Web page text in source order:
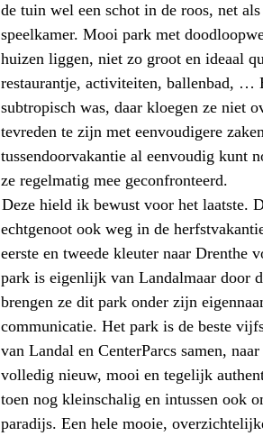
de tuin wel een schot in de roos, net
speelkamer. Mooi park met
huizen liggen, niet zo groot en ideaal
restaurantje, activiteiten, ballenbad, …
subtropisch was, daar kloegen ze niet
tevreden te zijn met eenvoudigere
tussendoorvakantie al eenvoudig kunt
ze regelmatig mee geconfronteerd.
Deze hield ik bewust voor het laatste.
echtgenoot ook weg in de
eerste en tweede kleuter naar Drenthe
park is eigenlijk van Landalmaar door
brengen ze dit park onder zijn
communicatie. Het park is de beste
van Landal en CenterParcs samen,
volledig nieuw, mooi en tegelijk
toen nog kleinschalig en intussen ook
paradijs. Een hele mooie,